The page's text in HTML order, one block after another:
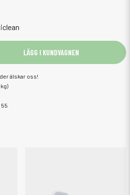
LÄGG I KUNDVAGNEN
älskar oss!
55